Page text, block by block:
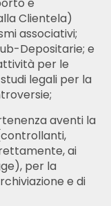
Clientela)
associativi;
Depositarie; e
per le
legali per la
aventi la
ai
per la
e di